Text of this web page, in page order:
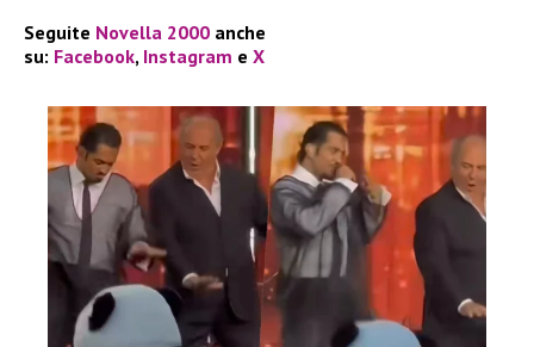
Seguite Novella 2000 anche
su: Facebook, Instagram e X